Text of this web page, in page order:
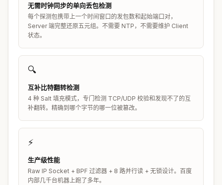
无需时钟同步的单向丢包检测
每个探测包携带上一个时间窗口的发包数和起始端口对，
Server 端完整还原五元组。不需要 NTP，不需要维护 Client
状态。
🔍
互补比特翻转检测
4 种 Salt 填充模式，专门检测 TCP/UDP 校验和发现不了的互
补翻转。精确到哪个字节的哪一位被篡改。
⚡
生产级性能
Raw IP Socket + BPF 过滤器 + 8 路并行读 + 无锁设计。百度
内部几千台机器上跑了多年。